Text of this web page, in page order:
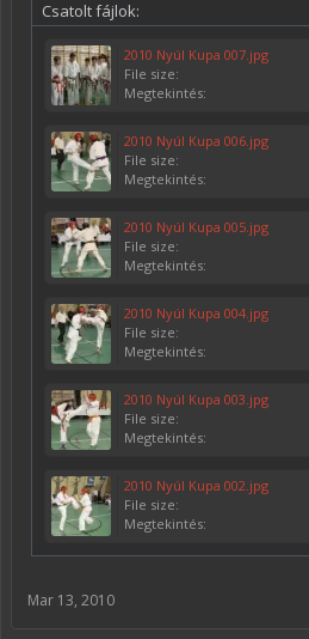
Csatolt fájlok:
2010 Nyúl Kupa 007.jpg
File size:
Megtekintés:
2010 Nyúl Kupa 006.jpg
File size:
Megtekintés:
2010 Nyúl Kupa 005.jpg
File size:
Megtekintés:
2010 Nyúl Kupa 004.jpg
File size:
Megtekintés:
2010 Nyúl Kupa 003.jpg
File size:
Megtekintés:
2010 Nyúl Kupa 002.jpg
File size:
Megtekintés:
Mar 13, 2010